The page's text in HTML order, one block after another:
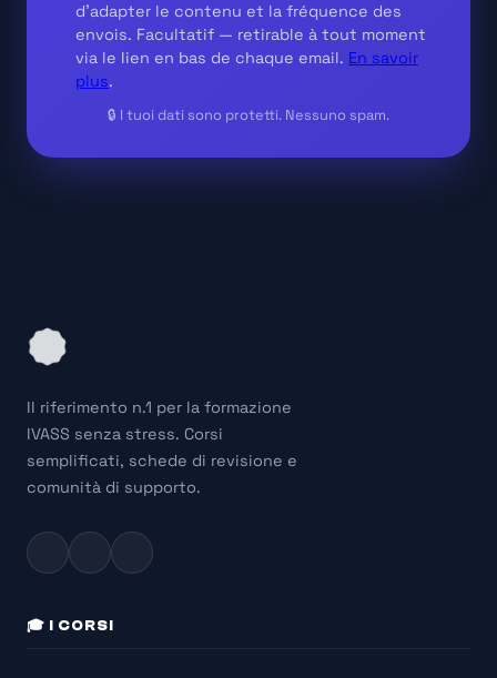
d'adapter le contenu et la fréquence des
envois. Facultatif — retirable à tout moment
via le lien en bas de chaque email. En savoir
plus.
🔒 I tuoi dati sono protetti. Nessuno spam.
Il riferimento n.1 per la formazione
IVASS senza stress. Corsi
semplificati, schede di revisione e
comunità di supporto.
🎓 I CORSI